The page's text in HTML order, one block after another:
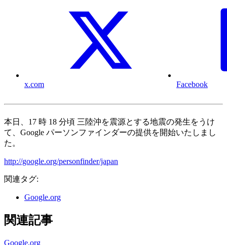
x.com Facebook
本日、17 時 18 分頃 三陸沖を震源とする地震の発生をうけ
て、Google パーソンファインダーの提供を開始いたしまし
た。
http://google.org/personfinder/japan
関連タグ:
Google.org
関連記事
Google.org